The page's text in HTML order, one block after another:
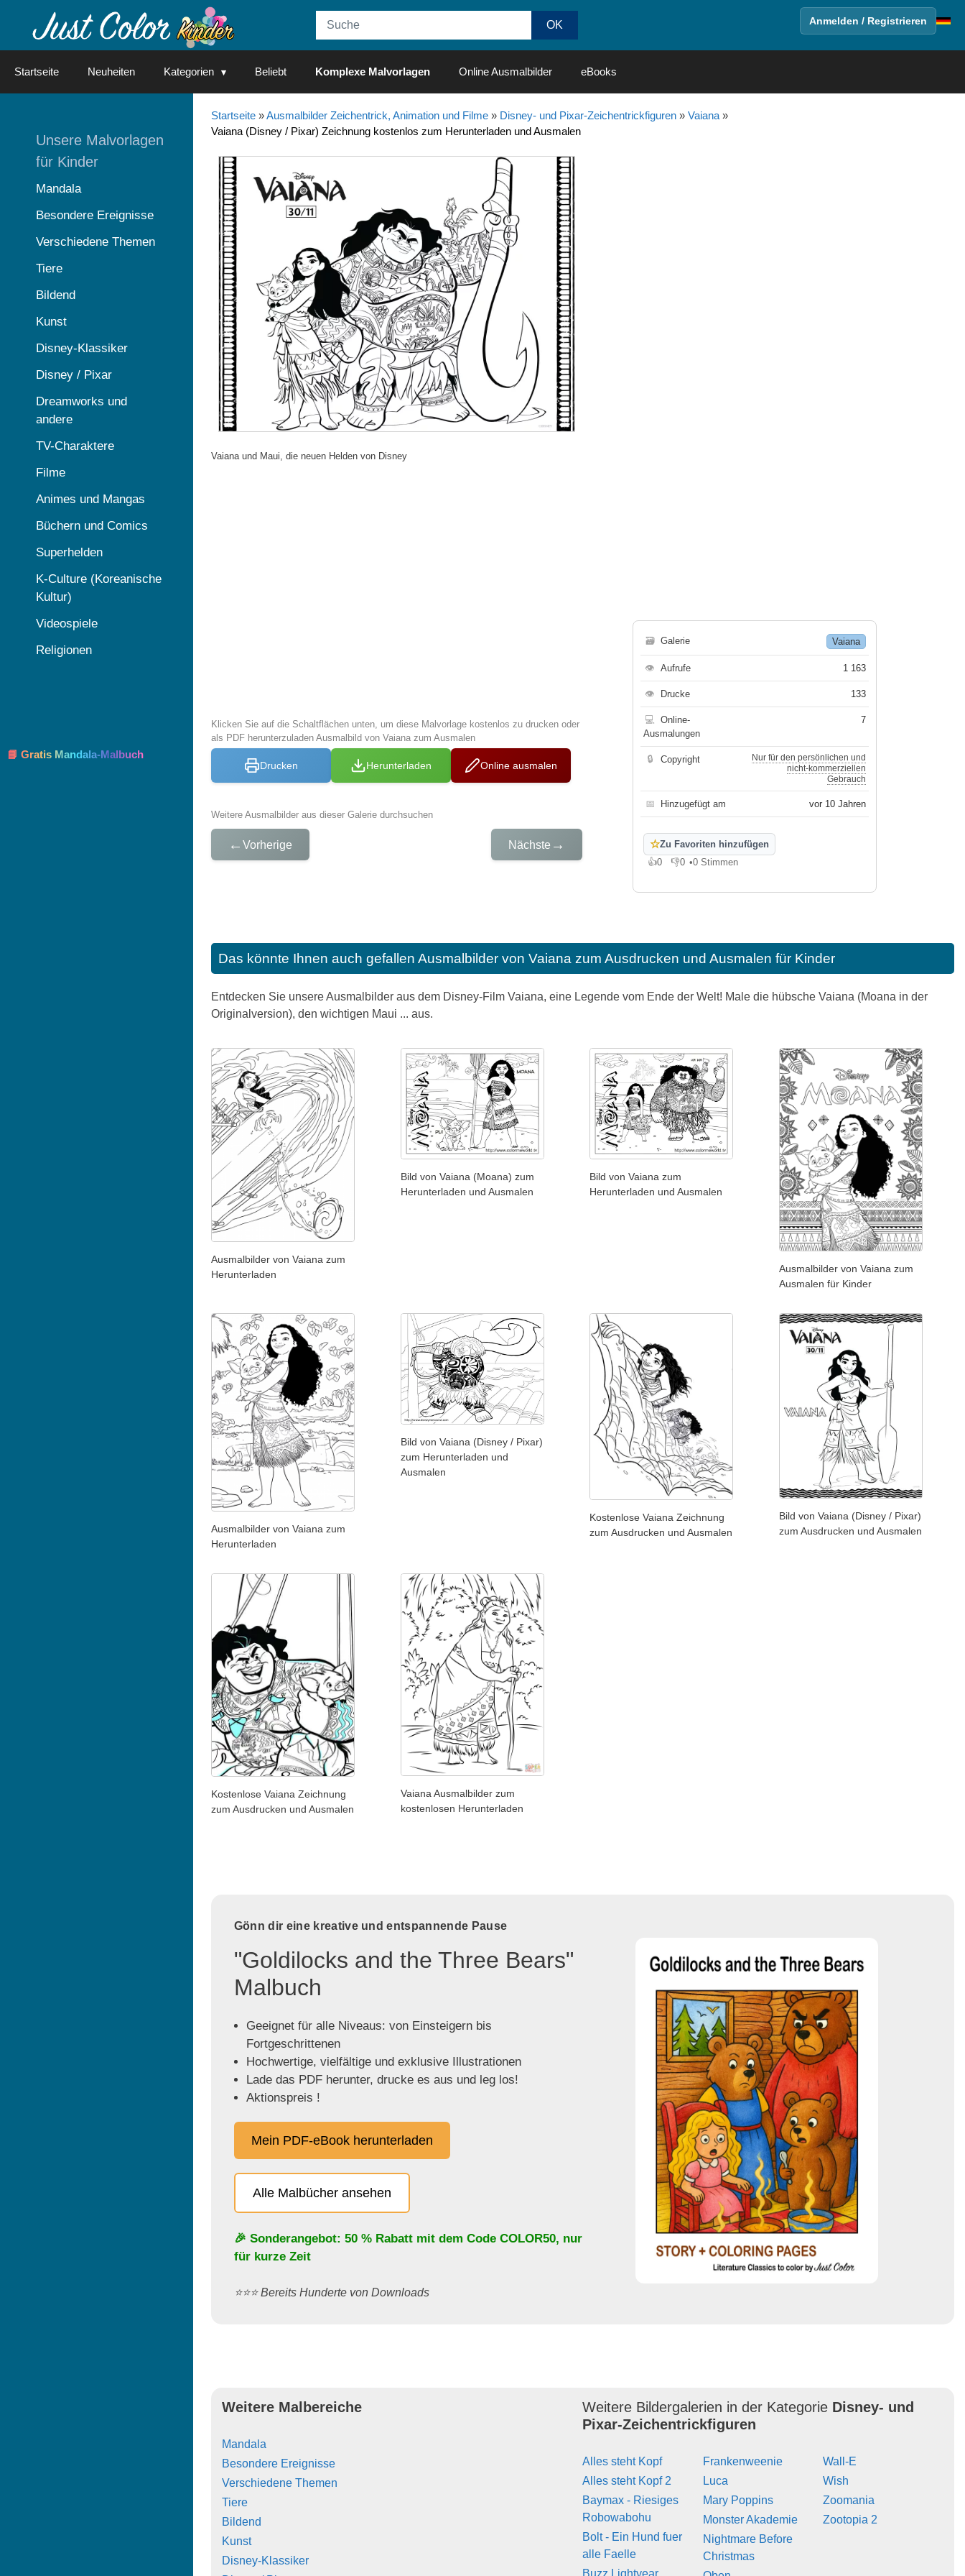
Anmelden / Registrieren
Startseite Neuheiten Kategorien Beliebt Komplexe Malvorlagen Online Ausmalbilder eBooks
Startseite»Ausmalbilder Zeichentrick, Animation und Filme» Disney- und Pixar-Zeichentrickfiguren» Vaiana»
Vaiana (Disney / Pixar) Zeichnung kostenlos zum Herunterladen und Ausmalen
Vaiana und Maui, die neuen Helden von Disney
Klicken Sie auf die Schaltflächen unten, um diese Malvorlage kostenlos zu drucken oder
als PDF herunterzuladen Ausmalbild von Vaiana zum Ausmalen
Drucken Herunterladen Online ausmalen
Weitere Ausmalbilder aus dieser Galerie durchsuchen
← Vorherige Nächste →
🗃 Galerie Vaiana
👁 Aufrufe 1 163
👁 Drucke 133
💻
Online-
Ausmalungen
7
🔒 Copyright
Nur für den persönlichen und
nicht-kommerziellen
Gebrauch
📅 Hinzugefügt am vor 10 Jahren
☆Zu Favoriten hinzufügen
👍0
Gefällt mir
👎0
Gefällt mir nicht
•0 Stimmen
Das könnte Ihnen auch gefallen Ausmalbilder von Vaiana zum Ausdrucken und Ausmalen für Kinder
Entdecken Sie unsere Ausmalbilder aus dem Disney-Film Vaiana, eine Legende vom Ende der Welt! Male die hübsche Vaiana (Moana in der
Originalversion), den wichtigen Maui ... aus.
Ausmalbilder von Vaiana zum
Herunterladen
Bild von Vaiana (Moana) zum
Herunterladen und Ausmalen
Bild von Vaiana zum
Herunterladen und Ausmalen
Ausmalbilder von Vaiana zum
Ausmalen für Kinder
Ausmalbilder von Vaiana zum
Herunterladen
Bild von Vaiana (Disney / Pixar)
zum Herunterladen und
Ausmalen
Kostenlose Vaiana Zeichnung
zum Ausdrucken und Ausmalen
Bild von Vaiana (Disney / Pixar)
zum Ausdrucken und Ausmalen
Kostenlose Vaiana Zeichnung
zum Ausdrucken und Ausmalen
Vaiana Ausmalbilder zum
kostenlosen Herunterladen
Gönn dir eine kreative und entspannende Pause
"Goldilocks and the Three Bears"
Malbuch
Geeignet für alle Niveaus: von Einsteigern bis
Fortgeschrittenen
Hochwertige, vielfältige und exklusive Illustrationen
Lade das PDF herunter, drucke es aus und leg los!
Aktionspreis !
Mein PDF-eBook herunterladen
Alle Malbücher ansehen
🎉 Sonderangebot: 50 % Rabatt mit dem Code COLOR50, nur
für kurze Zeit
⭐️⭐️⭐️ Bereits Hunderte von Downloads
Weitere Malbereiche
Mandala
Besondere Ereignisse
Verschiedene Themen
Tiere
Bildend
Kunst
Disney-Klassiker
Weitere Bildergalerien in der Kategorie Disney- und
Pixar-Zeichentrickfiguren
Alles steht Kopf
Alles steht Kopf 2
Baymax - Riesiges
Robowabohu
Bolt - Ein Hund fuer
alle Faelle
Buzz Lightyear
Frankenweenie
Luca
Mary Poppins
Monster Akademie
Nightmare Before
Christmas
Wall-E
Wish
Zoomania
Zootopia 2
Unsere Malvorlagen
für Kinder
Mandala
Besondere Ereignisse
Verschiedene Themen
Tiere
Bildend
Kunst
Disney-Klassiker
Disney / Pixar
Dreamworks und
andere
TV-Charaktere
Filme
Animes und Mangas
Büchern und Comics
Superhelden
K-Culture (Koreanische
Kultur)
Videospiele
Religionen
📘 Gratis Mandala-Malbuch